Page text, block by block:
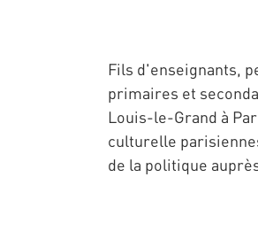
Fils d'enseignants,
primaires et
Louis-le-Grand à
culturelle
de la politique